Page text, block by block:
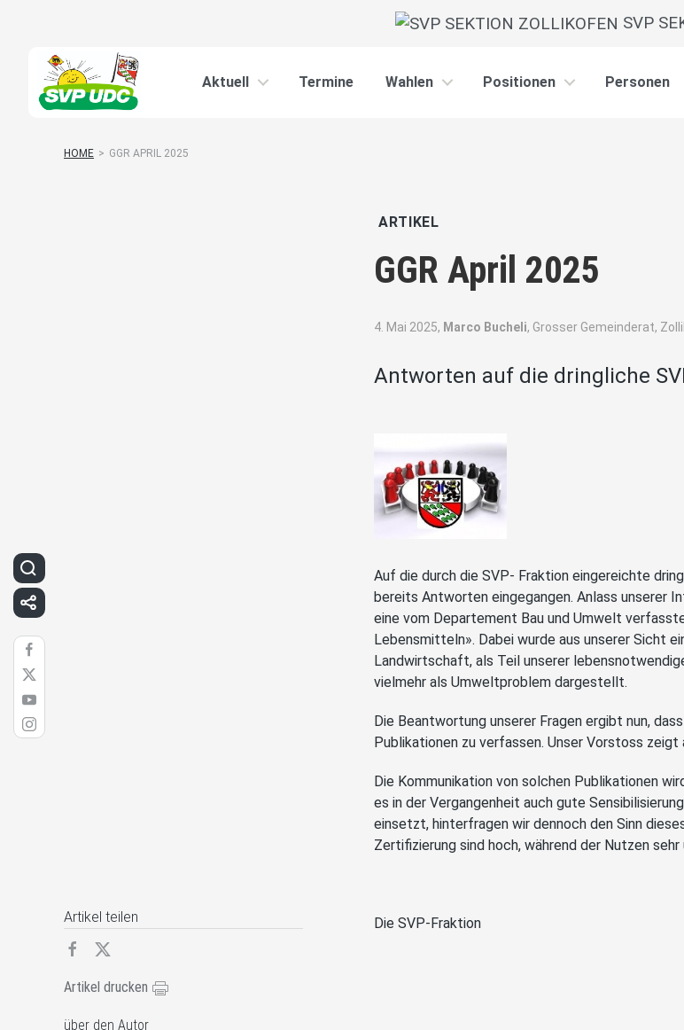
SVP
Aktuell Termine Wahlen Positionen Personen
HOME > GGR APRIL 2025
ARTIKEL
GGR April 2025
4. Mai 2025, Marco Bucheli, Grosser Gemeinderat,
Antworten auf die dringliche
Auf die durch die SVP- Fraktion eingereichte
bereits Antworten eingegangen. Anlass unserer
eine vom Departement Bau und Umwelt
Lebensmitteln». Dabei wurde aus unserer Sicht
Landwirtschaft, als Teil unserer
vielmehr als Umweltproblem dargestellt.
Die Beantwortung unserer Fragen ergibt nun,
Publikationen zu verfassen. Unser Vorstoss
Die Kommunikation von solchen Publikationen
es in der Vergangenheit auch gute
einsetzt, hinterfragen wir dennoch den Sinn
Zertifizierung sind hoch, während der Nutzen
Die SVP-Fraktion
Artikel teilen
Artikel drucken
über den Autor